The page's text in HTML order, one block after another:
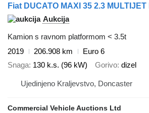
Fiat DUCATO MAXI 35 2.3 MULTIJET II
Aukcija
Kamion s ravnom platformom < 3.5t
2019
206.908 km
Euro 6
Snaga 130 k.s. (96 kW) Gorivo dizel
Ujedinjeno Kraljevstvo, Doncaster
Commercial Vehicle Auctions Ltd